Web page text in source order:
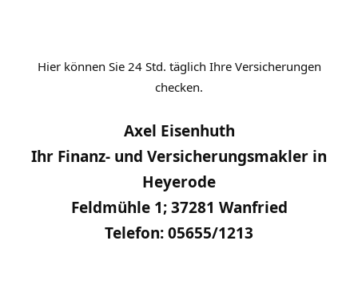
Hier können Sie 24 Std. täglich Ihre Versicherungen
checken.
Axel Eisenhuth
Ihr Finanz- und Versicherungsmakler in
Heyerode
Feldmühle 1; 37281 Wanfried
Telefon: 05655/1213